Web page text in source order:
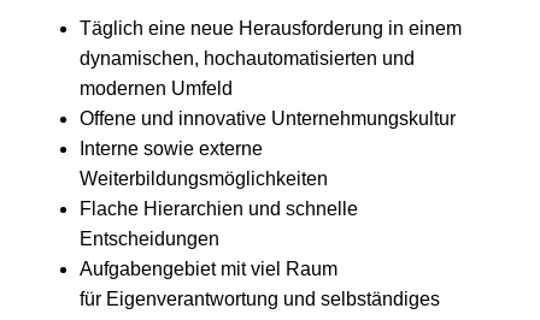
Täglich eine neue Herausforderung in einem
dynamischen, hochautomatisierten und
modernen Umfeld
Offene und innovative Unternehmungskultur
Interne sowie externe
Weiterbildungsmöglichkeiten
Flache Hierarchien und schnelle
Entscheidungen
Aufgabengebiet mit viel Raum
für Eigenverantwortung und selbständiges